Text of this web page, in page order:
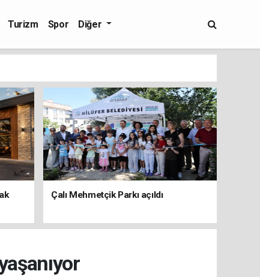
Turizm Spor Diğer
Çalı Mehmetçik Parkı açıldı